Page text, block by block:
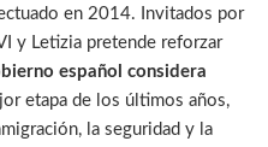
en 2014. Invitados por
y Letizia pretende reforzar
español considera
etapa de los últimos años,
la seguridad y la